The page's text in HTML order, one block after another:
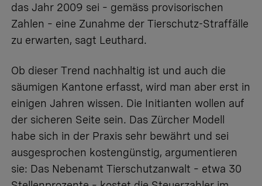
das Jahr 2009 sei – gemäss provisorischen
Zahlen – eine Zunahme der Tierschutz-Straffälle
zu erwarten, sagt Leuthard.
Ob dieser Trend nachhaltig ist und auch die
säumigen Kantone erfasst, wird man aber erst in
einigen Jahren wissen. Die Initianten wollen auf
der sicheren Seite sein. Das Zürcher Modell
habe sich in der Praxis sehr bewährt und sei
ausgesprochen kostengünstig, argumentieren
sie: Das Nebenamt Tierschutzanwalt – etwa 30